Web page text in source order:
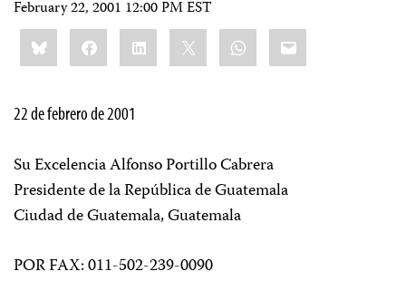
February 22, 2001 12:00 PM EST
Share
this:BlueskyFacebookLinkedIn WhatsApp
Email
22 de febrero de 2001
Su Excelencia Alfonso Portillo Cabrera
Presidente de la República de Guatemala
Ciudad de Guatemala, Guatemala
POR FAX: 011-502-239-0090